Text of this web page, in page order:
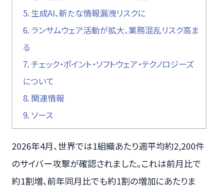
5. 生成AI、新たな情報漏洩リスクに
6. ランサムウェア活動が拡大、業務混乱リスク高ま
る
7. チェック・ポイント・ソフトウェア・テクノロジーズ
について
8. 関連情報
9. ソース
2026年4月、世界では1組織あたり週平均約2,200件
のサイバー攻撃が確認されました。これは前月比で
約1割増、前年同月比でも約1割の増加にあたりま